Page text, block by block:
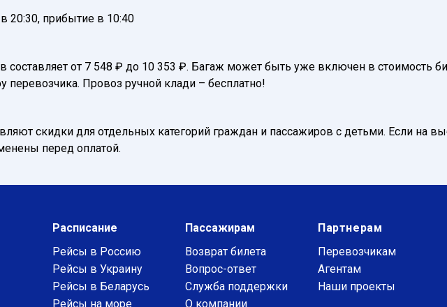
20:30, прибытие в 10:40
составляет от 7 548 ₽ до 10 353 ₽. Багаж может быть уже включен в стоимость
перевозчика. Провоз ручной клади – бесплатно!
скидки для отдельных категорий граждан и пассажиров с детьми. Если на
перед оплатой.
Расписание
Рейсы в Россию
Рейсы в Украину
Рейсы в Беларусь
Рейсы на море
Пассажирам
Возврат билета
Вопрос-ответ
Служба поддержки
О компании
Партнерам
Перевозчикам
Агентам
Наши проекты